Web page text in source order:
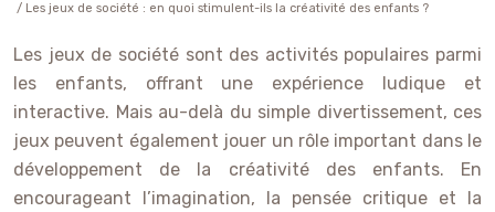
/ Les jeux de société : en quoi stimulent-ils la créativité des enfants ?
Les jeux de société sont des activités populaires parmi
les enfants, offrant une expérience ludique et
interactive. Mais au-delà du simple divertissement, ces
jeux peuvent également jouer un rôle important dans le
développement de la créativité des enfants. En
encourageant l’imagination, la pensée critique et la